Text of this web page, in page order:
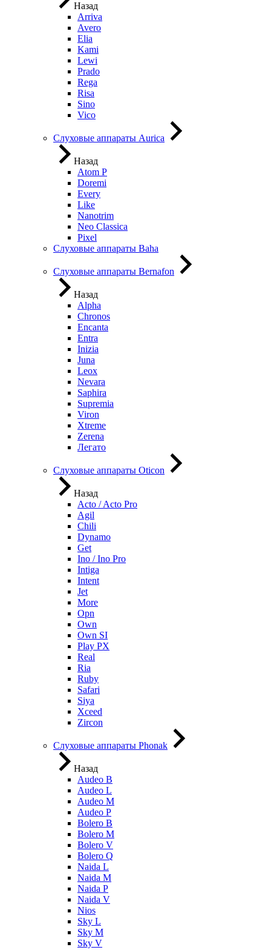
Назад
Arriva
Avero
Elia
Kami
Lewi
Prado
Rega
Risa
Sino
Vico
Слуховые аппараты Aurica
Назад
Atom P
Doremi
Every
Like
Nanotrim
Neo Classica
Pixel
Слуховые аппараты Baha
Слуховые аппараты Bernafon
Назад
Alpha
Chronos
Encanta
Entra
Inizia
Juna
Leox
Nevara
Saphira
Supremia
Viron
Xtreme
Zerena
Легато
Слуховые аппараты Oticon
Назад
Acto / Acto Pro
Agil
Chili
Dynamo
Get
Ino / Ino Pro
Intiga
Intent
Jet
More
Opn
Own
Own SI
Play PX
Real
Ria
Ruby
Safari
Siya
Xceed
Zircon
Слуховые аппараты Phonak
Назад
Audeo B
Audeo L
Audeo М
Audeo P
Bolero B
Bolero M
Bolero V
Bolero Q
Naida L
Naida M
Naida P
Naida V
Nios
Sky L
Sky M
Sky V